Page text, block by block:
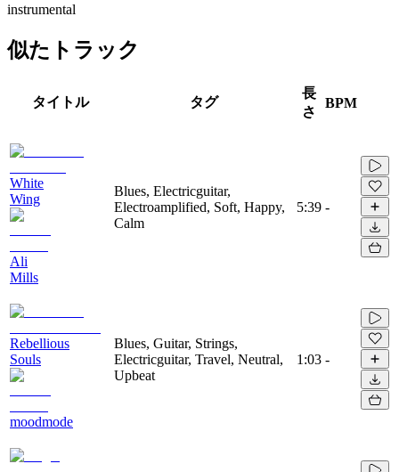
instrumental
似たトラック
タイトル タグ
長
さ
BPM
White
Wing
Ali
Mills
Blues, Electricguitar,
Electroamplified, Soft, Happy,
Calm
5:39 -
Rebellious
Souls
moodmode
Blues, Guitar, Strings,
Electricguitar, Travel, Neutral,
Upbeat
1:03 -